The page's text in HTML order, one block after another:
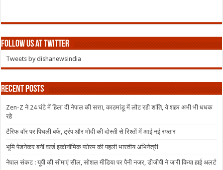
Follow us at Twitter
Tweets by dishanewsindia
Recent Posts
Zen-Z ने 24 घंटे में हिला दी नेपाल की सत्ता, काठमांडू में लौट रही शांति, ये शहर अभी भी धधक
रहे
टैरिफ वॉर पर पिघली बर्फ, ट्रंप और मोदी की दोस्ती से रिश्तों में आई नई रफ्तार
भूमि पेडनेकर बनीं वर्ल्ड इकोनॉमिक फोरम की पहली भारतीय अभिनेत्री
नेपाल संकट : यूपी की सीमाएं सील, सोशल मीडिया पर पैनी नजर, डीजीपी ने जारी किया हाई अलर्ट